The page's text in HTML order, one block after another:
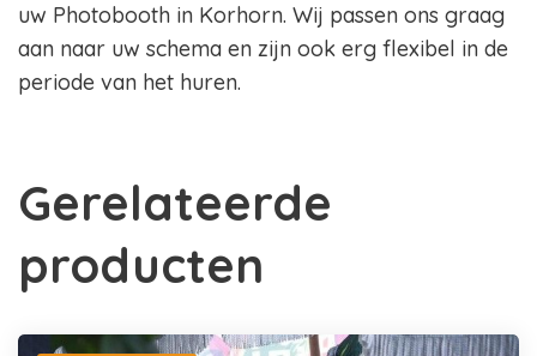
uw Photobooth in Korhorn. Wij passen ons graag
aan naar uw schema en zijn ook erg flexibel in de
periode van het huren.
Gerelateerde
producten